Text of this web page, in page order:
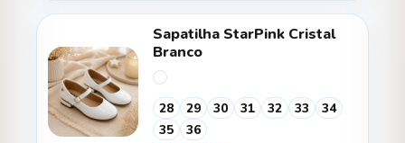
Sapatilha StarPink Cristal
Branco
28 29 30 31 32 33
34
35
36